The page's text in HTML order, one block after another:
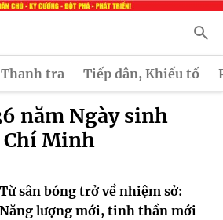
Thanh tra Tiếp dân, Khiếu tố
năm Ngày sinh
Chí Minh
Từ sân bóng trở về nhiệm sở:
Năng lượng mới, tinh thần mới